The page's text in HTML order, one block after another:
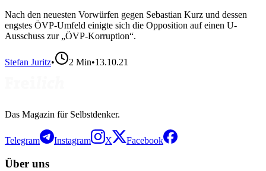
Nach den neuesten Vorwürfen gegen Sebastian Kurz und dessen
engstes ÖVP-Umfeld einigte sich die Opposition auf einen U-
Ausschuss zur „ÖVP-Korruption“.
Stefan Juritz• 2 Min•13.10.21
Das Magazin für Selbstdenker.
Telegram Instagram X Facebook
Über uns